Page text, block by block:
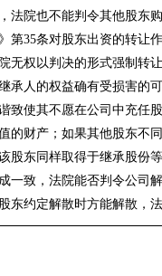
法院也不能判令其他股东
第35条对股东出资的转让
无权以判决的形式强制转
承人的权益确有受损害的
致使其不愿在公司中充任
的财产；如果其他股东不
股东同样取得于继承股份
一致，法院能否判令公司
东约定解散时方能解散，